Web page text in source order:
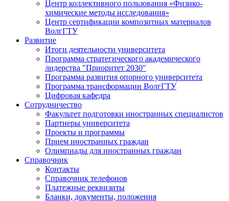
Центр коллективного пользования «Физико-
химические методы исследования»
Центр сертификации композитных материалов
ВолгГТУ
Развитие
Итоги деятельности университета
Программа стратегического академического
лидерства "Приоритет 2030"
Программа развития опорного университета
Программа трансформации ВолгГТУ
Цифровая кафедра
Сотрудничество
Факультет подготовки иностранных специалистов
Партнеры университета
Проекты и программы
Прием иностранных граждан
Олимпиады для иностранных граждан
Справочник
Контакты
Справочник телефонов
Платежные реквизиты
Бланки, документы, положения